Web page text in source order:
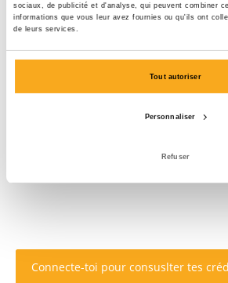
sociaux, de publicité et d'analyse, qui peuvent combiner
informations que vous leur avez fournies ou qu'ils ont
de leurs services.
Tout autoriser
Personnaliser
Refuser
Connecte-toi pour consuslter tes